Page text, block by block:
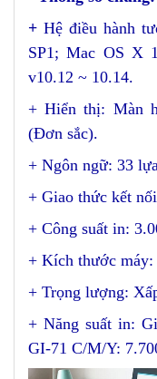
+ Hệ điều hành
SP1; Mac OS X
v10.12 ~ 10.14.
+ Hiển thị: Màn
(Đơn sắc).
+ Ngôn ngữ: 33
+ Giao thức kết
+ Công suất in:
+ Kích thước
+ Trọng lượng:
+ Năng suất in:
GI-71 C/M/Y: